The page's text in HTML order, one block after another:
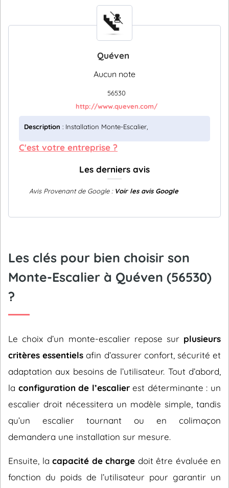
Quéven
Aucun note
56530
http://www.queven.com/
Description : Installation Monte-Escalier,
C'est votre entreprise ?
Les derniers avis
Avis Provenant de Google : Voir les avis Google
Les clés pour bien choisir son
Monte-Escalier à Quéven (56530)
?
Le choix d’un monte-escalier repose sur plusieurs
critères essentiels afin d’assurer confort, sécurité et
adaptation aux besoins de l’utilisateur. Tout d’abord,
la configuration de l’escalierest déterminante : un
escalier droit nécessitera un modèle simple, tandis
qu’un escalier tournant ou en colimaçon
demandera une installation sur mesure.
Ensuite, la capacité de charge doit être évaluée en
fonction du poids de l’utilisateur pour garantir un